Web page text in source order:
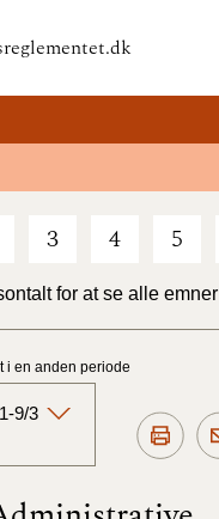
3 4 5
for at se alle emner
i en anden periode
9/3